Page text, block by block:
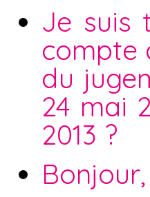
Je suis
compte
du
24 mai
2013 ?
Bonjour,